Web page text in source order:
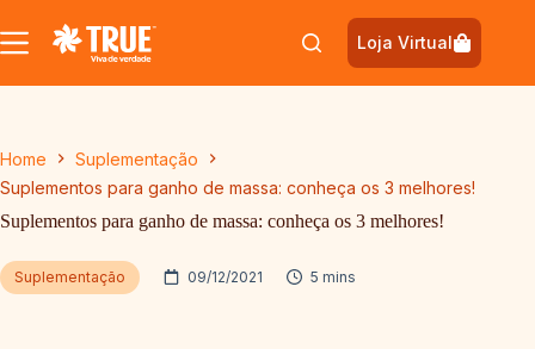
para
o
Loja Virtual
Home
Suplementação
Suplementos para ganho de massa: conheça os 3 melhores!
Suplementos para ganho de massa: conheça os 3 melhores!
Suplementação 09/12/2021 5 mins